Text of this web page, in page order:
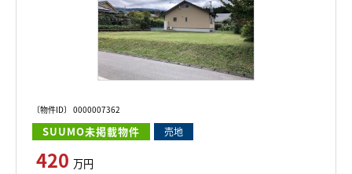
〔物件ID〕 0000007362
SUUMO未掲載物件 売地
420 万円